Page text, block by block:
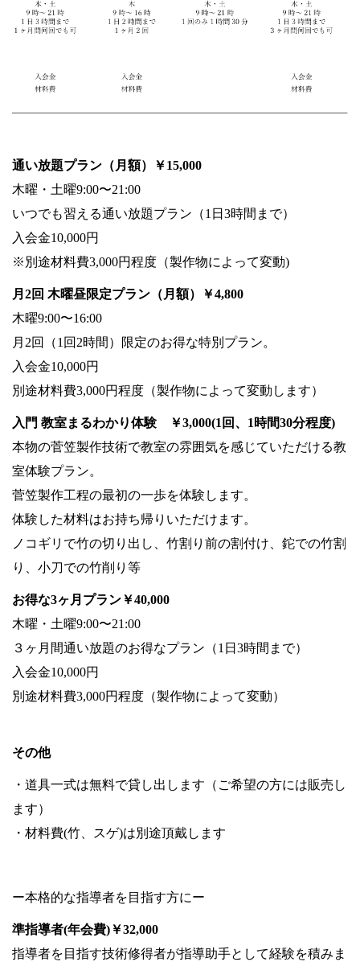
通い放題プラン（月額）
￥15,000
木曜・土曜9:00〜21:00
いつでも習える通い放題プラン（1日3時間まで）
入会金10,000円
※別途材料費3,000円程度（製作物によって変動)
月2回 木曜昼限定プラン（月額）￥4,800
木曜9:00〜16:00
月2回（1回2時間）限定のお得な特別プラン。
入会金10,000円
別途材料費3,000円程度（製作物によって変動します）
入門 教室まるわかり体験
￥3,000(1回、1時間30分程度)
本物の菅笠製作技術で教室の雰囲気を感じていただける教
室体験プラン。
菅笠製作工程の最初の一歩を体験します。
体験した材料はお持ち帰りいただけます。
ノコギリで竹の切り出し、竹割り前の割付け、鉈での竹割
り、小刀での竹削り等
お得な3ヶ月プラン￥40,000
木曜・土曜9:00〜21:00
３ヶ月間通い放題のお得なプラン（1日3時間まで）
入会金10,000円
別途材料費3,000円程度（製作物によって変動）
その他
・道具一式は無料で貸し出します（ご希望の方には販売し
ます）
・材料費(竹、スゲ)は別途頂戴します
ー本格的な指導者を目指す方にー
準指導者(年会費)￥32,000
指導者を目指す技術修得者が指導助手として経験を積みま